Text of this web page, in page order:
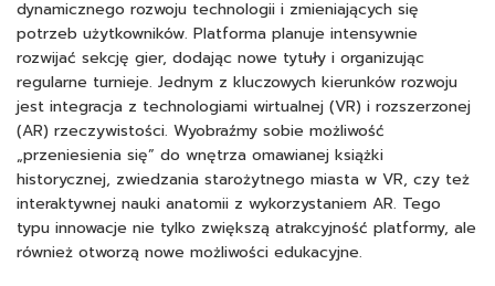
dynamicznego rozwoju technologii i zmieniających się
potrzeb użytkowników. Platforma planuje intensywnie
rozwijać sekcję gier, dodając nowe tytuły i organizując
regularne turnieje. Jednym z kluczowych kierunków rozwoju
jest integracja z technologiami wirtualnej (VR) i rozszerzonej
(AR) rzeczywistości. Wyobraźmy sobie możliwość
„przeniesienia się” do wnętrza omawianej książki
historycznej, zwiedzania starożytnego miasta w VR, czy też
interaktywnej nauki anatomii z wykorzystaniem AR. Tego
typu innowacje nie tylko zwiększą atrakcyjność platformy, ale
również otworzą nowe możliwości edukacyjne.